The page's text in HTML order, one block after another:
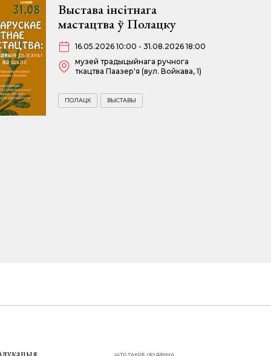
Выстава інсітнага
мастацтва ў Полацку
16.05.2026 10:00 - 31.08.2026 18:00
музей традыцыйнага ручнога
ткацтва Паазер'я (вул. Войкава, 1)
ПОЛАЦК ВЫСТАВЫ
ШТО ТАКОЕ «БУДЗЬМА